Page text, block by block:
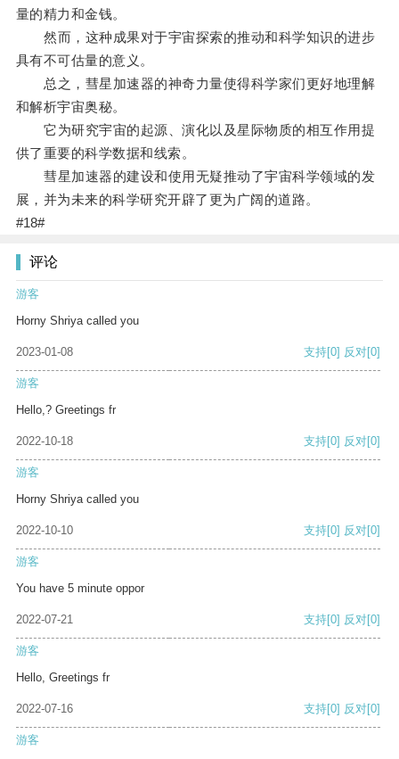
量的精力和金钱。
然而，这种成果对于宇宙探索的推动和科学知识的进步
具有不可估量的意义。
总之，彗星加速器的神奇力量使得科学家们更好地理解
和解析宇宙奥秘。
它为研究宇宙的起源、演化以及星际物质的相互作用提
供了重要的科学数据和线索。
彗星加速器的建设和使用无疑推动了宇宙科学领域的发
展，并为未来的科学研究开辟了更为广阔的道路。
#18#
评论
游客
Horny Shriya called you
2023-01-08 支持[0] 反对[0]
游客
Hello,? Greetings fr
2022-10-18 支持[0] 反对[0]
游客
Horny Shriya called you
2022-10-10 支持[0] 反对[0]
游客
You have 5 minute oppor
2022-07-21 支持[0] 反对[0]
游客
Hello, Greetings fr
2022-07-16 支持[0] 反对[0]
游客